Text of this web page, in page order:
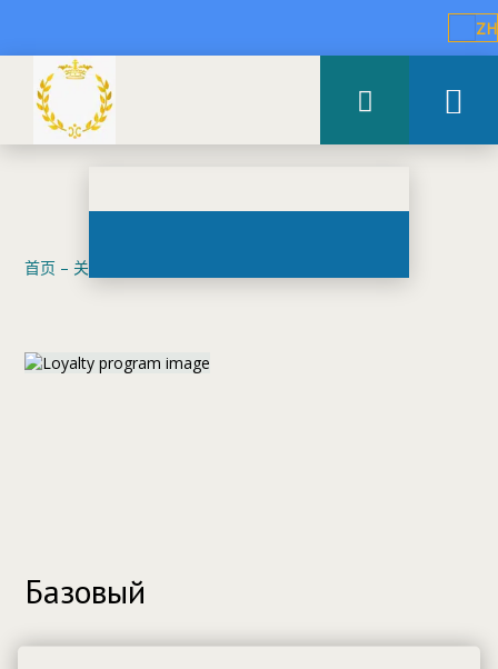
ZH
首页 – 关于我们
Базовый